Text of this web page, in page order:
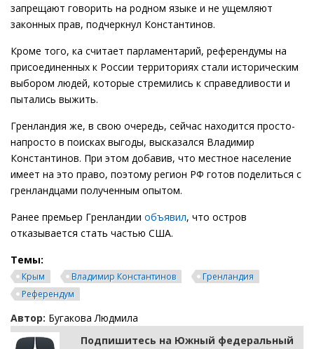
запрещают говорить на родном языке и не ущемляют
законных прав, подчеркнул Константинов.
Кроме того, ка считает парламентарий, референдумы на
присоединенных к России территориях стали историческим
выбором людей, которые стремились к справедливости и
пытались выжить.
Гренландия же, в свою очередь, сейчас находится просто-
напросто в поисках выгоды, высказался Владимир
Константинов. При этом добавив, что местное население
имеет на это право, поэтому регион РФ готов поделиться с
гренландцами полученным опытом.
Ранее премьер Гренландии объявил, что остров
отказывается стать частью США.
Темы:
Крым Владимир Константинов
Гренландия
Референдум
Автор: Бугакова Людмила
Подпишитесь на Южный федеральный